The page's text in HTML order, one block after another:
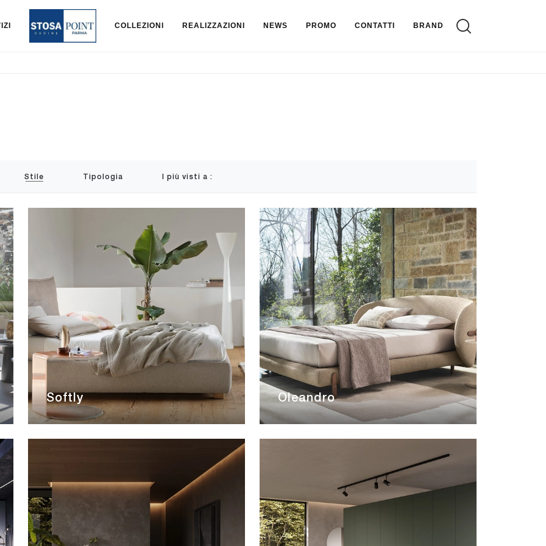
COLLEZIONI REALIZZAZIONI NEWS PROMO CONTATTI BRAND
Stile Tipologia I più visti a :
Softly Oleandro